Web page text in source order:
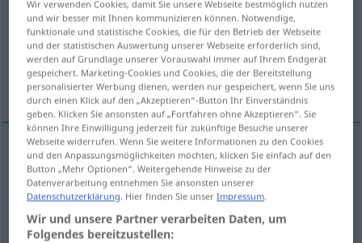
Übersicht aller Übersetzungen
(Für mehr Details die Übersetzung anklicken/antippen)
gage, consigne
gagem Pfand
consignef Pfand (≈ Flaschenpfand)
Wir verwenden Cookies, damit Sie unsere Webseite bestmöglich nutzen
und wir besser mit Ihnen kommunizieren können. Notwendige,
funktionale und statistische Cookies, die für den Betrieb der Webseite
und der statistischen Auswertung unserer Webseite erforderlich sind,
werden auf Grundlage unserer Vorauswahl immer auf Ihrem Endgerät
gespeichert. Marketing-Cookies und Cookies, die der Bereitstellung
personalisierter Werbung dienen, werden nur gespeichert, wenn Sie uns
durch einen Klick auf den „Akzeptieren“-Button Ihr Einverständnis
geben. Klicken Sie ansonsten auf „Fortfahren ohne Akzeptieren“. Sie
können Ihre Einwilligung jederzeit für zukünftige Besuche unserer
Webseite widerrufen. Wenn Sie weitere Informationen zu den Cookies
und den Anpassungsmöglichkeiten möchten, klicken Sie einfach auf den
Button „Mehr Optionen“. Weitergehende Hinweise zu der
Datenverarbeitung entnehmen Sie ansonsten unserer
Datenschutzerklärung. Hier finden Sie unserImpressum.
Wir und unsere Partner verarbeiten Daten, um
Folgendes bereitzustellen: